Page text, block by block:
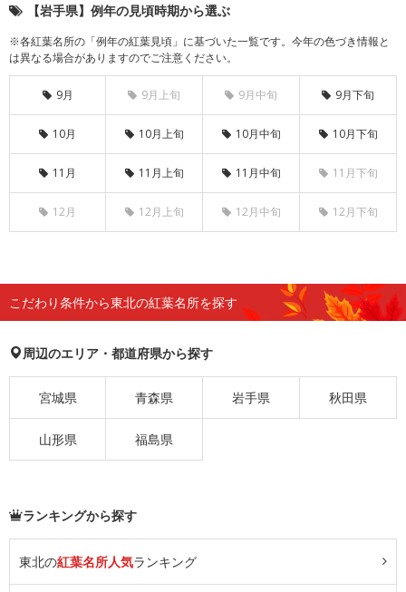
【岩手県】例年の見頃時期から選ぶ
※各紅葉名所の「例年の紅葉見頃」に基づいた一覧です。今年の色づき情報と
は異なる場合がありますのでご注意ください。
9月 9月上旬 9月中旬 9月下旬
10月 10月上旬 10月中旬 10月下旬
11月 11月上旬 11月中旬 11月下旬
12月 12月上旬 12月中旬 12月下旬
こだわり条件から東北の紅葉名所を探す
周辺のエリア・都道府県から探す
宮城県 青森県 岩手県 秋田県
山形県 福島県
ランキングから探す
東北の紅葉名所人気ランキング